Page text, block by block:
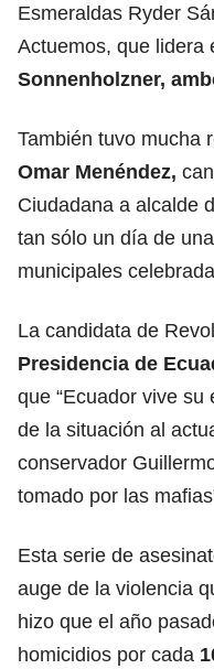
Esmeraldas Ryder
Actuemos, que lidera
Sonnenholzner,
También tuvo mucha
Omar Menéndez,
Ciudadana a alcalde
tan sólo un día de
municipales
La candidata de
Presidencia de
que “Ecuador vive su
de la situación al
conservador
tomado por las
Esta serie de
auge de la violencia
hizo que el año
homicidios por cada